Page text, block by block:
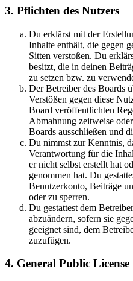
3. Pflichten des Nutzers
Du erklärst mit der
Inhalte enthält, die gegen
Sitten verstoßen. Du
besitzt, die in deinen
zu setzen bzw. zu
Der Betreiber des Boards
Verstößen gegen diese
Board veröffentlichten
Abmahnung zeitweise
Boards ausschließen und
Du nimmst zur Kenntnis,
Verantwortung für die
er nicht selbst erstellt hat
genommen hat. Du
Benutzerkonto, Beiträge
oder zu sperren.
Du gestattest dem
abzuändern, sofern sie
geeignet sind, dem
zuzufügen.
4. General Public License